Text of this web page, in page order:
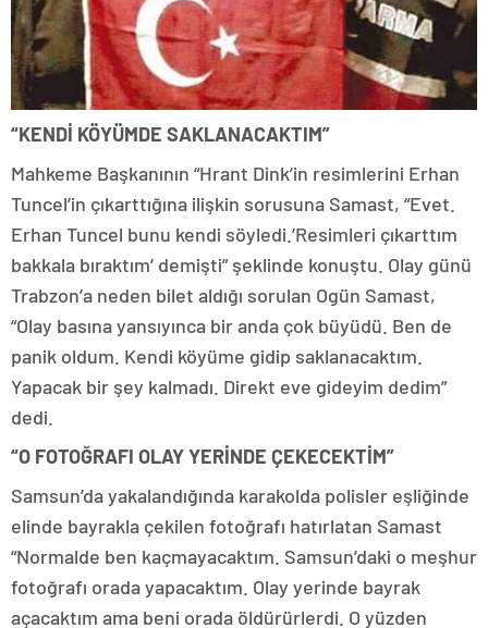
“KENDİ KÖYÜMDE SAKLANACAKTIM”
Mahkeme Başkanının “Hrant Dink’in resimlerini Erhan
Tuncel’in çıkarttığına ilişkin sorusuna Samast, “Evet.
Erhan Tuncel bunu kendi söyledi.’Resimleri çıkarttım
bakkala bıraktım’ demişti” şeklinde konuştu. Olay günü
Trabzon’a neden bilet aldığı sorulan Ogün Samast,
“Olay basına yansıyınca bir anda çok büyüdü. Ben de
panik oldum. Kendi köyüme gidip saklanacaktım.
Yapacak bir şey kalmadı. Direkt eve gideyim dedim”
dedi.
“O FOTOĞRAFI OLAY YERİNDE ÇEKECEKTİM”
Samsun’da yakalandığında karakolda polisler eşliğinde
elinde bayrakla çekilen fotoğrafı hatırlatan Samast
“Normalde ben kaçmayacaktım. Samsun’daki o meşhur
fotoğrafı orada yapacaktım. Olay yerinde bayrak
açacaktım ama beni orada öldürürlerdi. O yüzden